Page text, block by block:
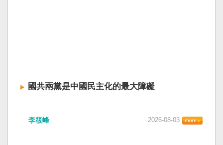
國共兩黨是中國民主化的最大障礙
李筱峰 2026-08-03